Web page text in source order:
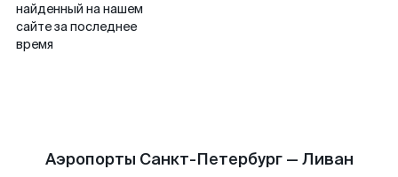
найденный на нашем
сайте за последнее
время
Аэропорты Санкт-Петербург — Ливан